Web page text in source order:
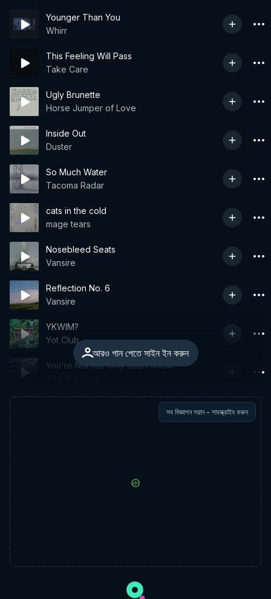
Younger Than You
Whirr
This Feeling Will Pass
Take Care
Ugly Brunette
Horse Jumper of Love
Inside Out
Duster
So Much Water
Tacoma Radar
cats in the cold
mage tears
Nosebleed Seats
Vansire
Reflection No. 6
Vansire
আরও গান পেতে সাইন ইন করুন
YKWIM?
Yot Club
You're Not the Only One I Know
সব বিজ্ঞাপন সরান - সাবস্ক্রাইব করুন